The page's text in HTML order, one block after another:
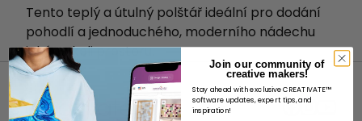
Tento teplý a útulný polštářideální pro dodání
pohodlí a jednoduchého, moderního nádechu
jakémukoli prostoru.
Join our community of
creative makers!
Stay ahead with exclusive CREATIVATE™
software updates, expert tips, and
inspiration!